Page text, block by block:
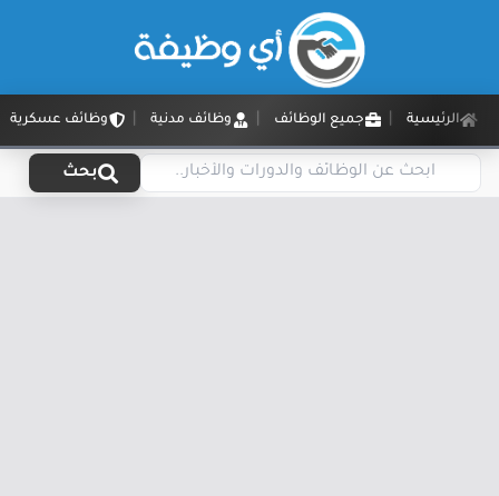
الرئيسية جميع الوظائف وظائف مدنية وظائف عسكرية
بحث